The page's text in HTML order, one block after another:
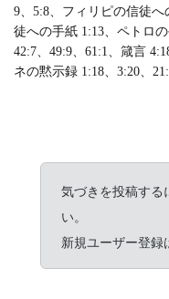
9、5:8、フィリピの信徒
徒への手紙 1:13、ペトロ
42:7、49:9、61:1、箴言
ネの黙示録 1:18、3:20、
気づきを投稿する
い。
新規ユーザー登録